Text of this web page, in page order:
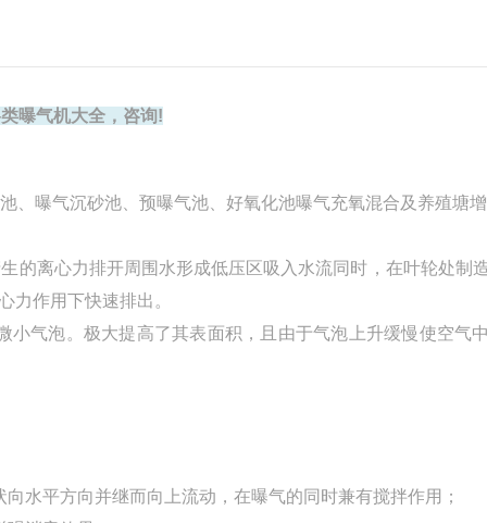
类曝气机大全，咨询!
、曝气沉砂池、预曝气池、好氧化池曝气充氧混合及养殖塘
离心力排开周围水形成低压区吸入水流同时，在叶轮处制
力作用下快速排出。
气泡。极大提高了其表面积，且由于气泡上升缓慢使空气
平方向并继而向上流动，在曝气的同时兼有搅拌作用；